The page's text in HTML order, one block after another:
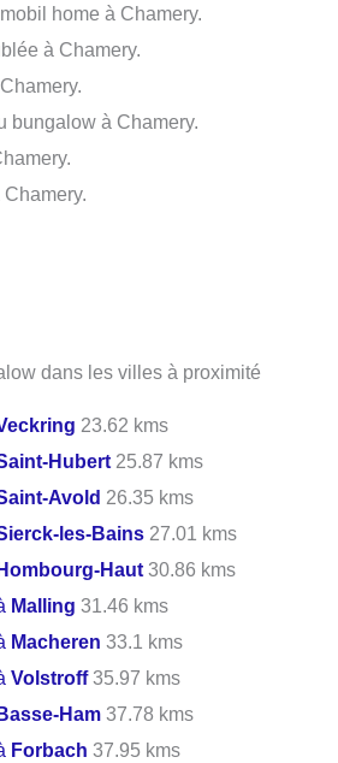
home à Chamery.
à Chamery.
bungalow à Chamery.
dans les villes à proximité
23.62 kms
Hubert 25.87 kms
Avold 26.35 kms
les-Bains 27.01 kms
Hombourg-Haut 30.86 kms
Malling 31.46 kms
Macheren 33.1 kms
Volstroff35.97 kms
Basse-Ham 37.78 kms
Forbach 37.95 kms